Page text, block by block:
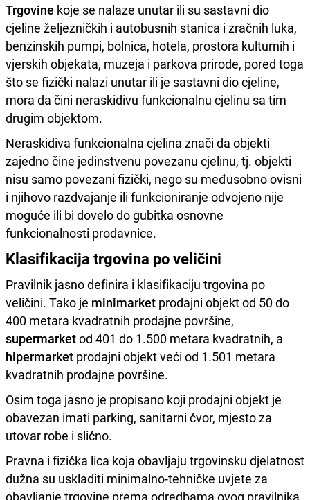
Trgovine koje se nalaze unutar ili su sastavni dio
cjeline željezničkih i autobusnih stanica i zračnih luka,
benzinskih pumpi, bolnica, hotela, prostora kulturnih i
vjerskih objekata, muzeja i parkova prirode, pored toga
što se fizički nalazi unutar ili je sastavni dio cjeline,
mora da čini neraskidivu funkcionalnu cjelinu sa tim
drugim objektom.
Neraskidiva funkcionalna cjelina znači da objekti
zajedno čine jedinstvenu povezanu cjelinu, tj. objekti
nisu samo povezani fizički, nego su međusobno ovisni
i njihovo razdvajanje ili funkcioniranje odvojeno nije
moguće ili bi dovelo do gubitka osnovne
funkcionalnosti prodavnice.
Klasifikacija trgovina po veličini
Pravilnik jasno definira i klasifikaciju trgovina po
veličini. Tako je minimarket prodajni objekt od 50 do
400 metara kvadratnih prodajne površine,
supermarketod 401 do 1.500 metara kvadratnih, a
hipermarket prodajni objekt veći od 1.501 metara
kvadratnih prodajne površine.
Osim toga jasno je propisano koji prodajni objekt je
obavezan imati parking, sanitarni čvor, mjesto za
utovar robe i slično.
Pravna i fizička lica koja obavljaju trgovinsku djelatnost
dužna su uskladiti minimalno-tehničke uvjete za
obavljanje trgovine prema odredbama ovog pravilnika